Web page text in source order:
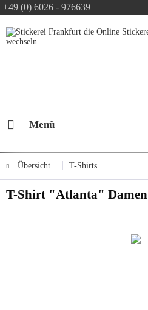
+49 (0) 6026 - 976639
Text-Logo kostenlos
Logo Konfiguration
Menü
Übersicht T-Shirts
T-Shirt "Atlanta" Damen